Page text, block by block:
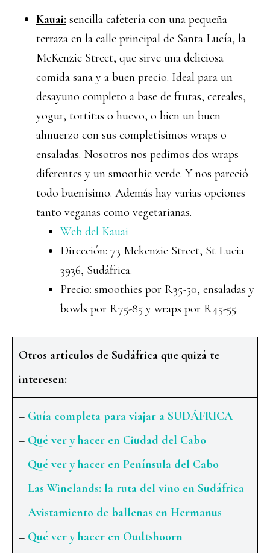
Kauai: sencilla cafetería con una pequeña
terraza en la calle principal de Santa Lucía, la
McKenzie Street, que sirve una deliciosa
comida sana y a buen precio. Ideal para un
desayuno completo a base de frutas, cereales,
yogur, tortitas o huevo, o bien un buen
almuerzo con sus completísimos wraps o
ensaladas. Nosotros nos pedimos dos wraps
diferentes y un smoothie verde. Y nos pareció
todo buenísimo. Además hay varias opciones
tanto veganas como vegetarianas.
Web del Kauai
Dirección: 73 Mckenzie Street, St Lucia
3936, Sudáfrica.
Precio: smoothies por R35-50, ensaladas y
bowls por R75-85 y wraps por R45-55.
Otros artículos de Sudáfrica que quizá te
interesen:
– Guía completa para viajar a SUDÁFRICA
– Qué ver y hacer en Ciudad del Cabo
– Qué ver y hacer en Península del Cabo
– Las Winelands: la ruta del vino en Sudáfrica
– Avistamiento de ballenas en Hermanus
– Qué ver y hacer en Oudtshoorn